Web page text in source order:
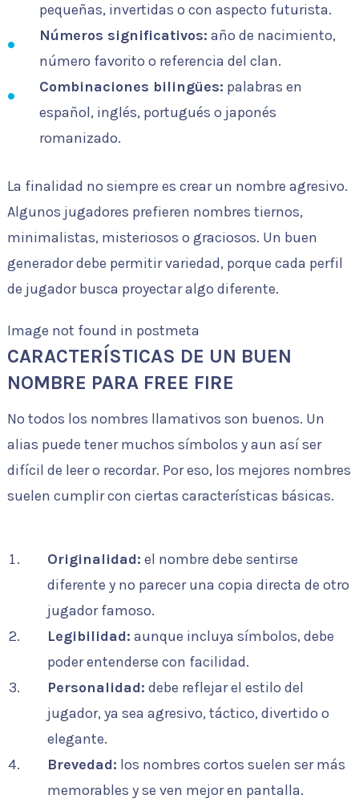
pequeñas, invertidas o con aspecto futurista.
Números significativos: año de nacimiento,
número favorito o referencia del clan.
Combinaciones bilingües: palabras en
español, inglés, portugués o japonés
romanizado.
La finalidad no siempre es crear un nombre agresivo.
Algunos jugadores prefieren nombres tiernos,
minimalistas, misteriosos o graciosos. Un buen
generador debe permitir variedad, porque cada perfil
de jugador busca proyectar algo diferente.
Image not found in postmeta
CARACTERÍSTICAS DE UN BUEN
NOMBRE PARA FREE FIRE
No todos los nombres llamativos son buenos. Un
alias puede tener muchos símbolos y aun así ser
difícil de leer o recordar. Por eso, los mejores nombres
suelen cumplir con ciertas características básicas.
Originalidad: el nombre debe sentirse
diferente y no parecer una copia directa de otro
jugador famoso.
Legibilidad: aunque incluya símbolos, debe
poder entenderse con facilidad.
Personalidad: debe reflejar el estilo del
jugador, ya sea agresivo, táctico, divertido o
elegante.
Brevedad: los nombres cortos suelen ser más
memorables y se ven mejor en pantalla.